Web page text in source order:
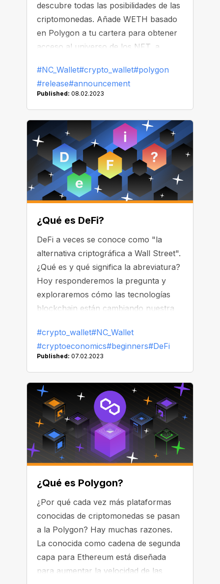
descubre todas las posibilidades de las
criptomonedas. Añade WETH basado
en Polygon a tu cartera para obtener
acceso al universo de los NFT, a
tienes todo lo necesario en el bolsillo!
#NC_Wallet#crypto_wallet#polygon
#release#announcement
Published: 08.02.2023
¿Qué es DeFi?
DeFi a veces se conoce como "la
alternativa criptográfica a Wall Street".
¿Qué es y qué significa la abreviatura?
Hoy responderemos la pregunta y
exploraremos cómo las tecnologías
blockchain están cambiando nuestra
financieros.
#crypto_wallet#NC_Wallet
#cryptoeconomics#beginners#DeFi
Published: 07.02.2023
¿Qué es Polygon?
¿Por qué cada vez más plataformas
conocidas de criptomonedas se pasan
a la Polygon? Hay muchas razones.
La conocida como cadena de segunda
capa para Ethereum está diseñada
para aumentar la velocidad de las